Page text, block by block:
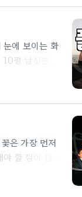
히 생각하는
눈에 보이는 화
평 남짓한 사
조명에 의존
는 최소 3개월
은 가장 먼저
할 점이 많습
꽃집들은 미